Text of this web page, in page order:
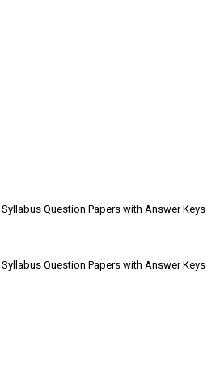
Syllabus Question Papers with Answer Keys
Syllabus Question Papers with Answer Keys